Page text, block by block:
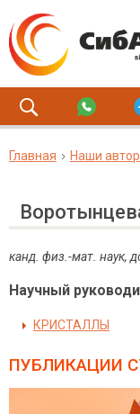
Главная Наши
канд. физ.-мат. наук,
Научный
КРИСТАЛЛЫ
ПУБЛИКАЦИИ